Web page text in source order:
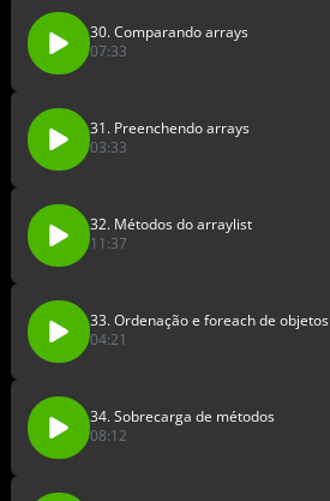
30. Comparando arrays
07:33
31. Preenchendo arrays
03:33
32. Métodos do arraylist
11:37
33. Ordenação e foreach de objetos
04:21
34. Sobrecarga de métodos
08:12